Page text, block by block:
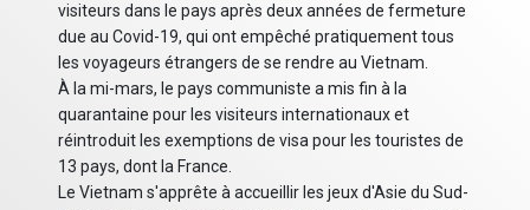
visiteurs dans le pays après deux années de fermeture
due au Covid-19, qui ont empêché pratiquement tous
les voyageurs étrangers de se rendre au Vietnam.
À la mi-mars, le pays communiste a mis fin à la
quarantaine pour les visiteurs internationaux et
réintroduit les exemptions de visa pour les touristes de
13 pays, dont la France.
Le Vietnam s'apprête à accueillir les jeux d'Asie du Sud-